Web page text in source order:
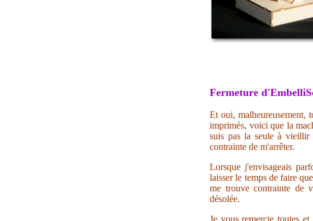
Fermeture
Et oui, malheureusement,
imprimés, voici que la
suis pas la seule à vieillir
contrainte de m'arrêter.
Lorsque j'envisageais
laisser le temps de faire
me trouve contrainte de
désolée.
Je vous remercie toutes